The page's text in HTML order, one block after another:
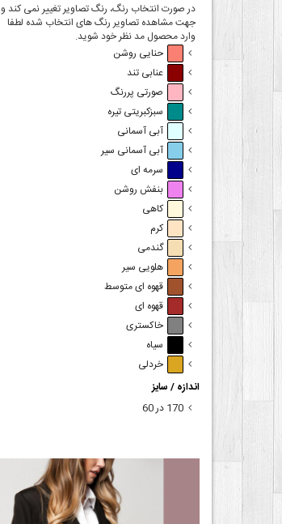
در صورت انتخاب رنگ، رنگ تصاویر تغییر نمی کند و
جهت مشاهده تصاویر رنگ های انتخاب شده لطفا
وارد محصول مد نظر خود شوید.
حنایی روشن
عنابی تند
صورتی پررنگ
سبزکبریتی تیره
آبی آسمانی
آبی آسمانی سیر
سرمه ای
بنفش روشن
کاهی
کرم
گندمی
هلویی سیر
قهوه ای متوسط
قهوه ای
خاکستری
سیاه
خردلی
اندازه / سایز
170 در 60